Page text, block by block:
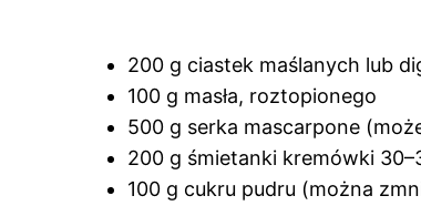
200 g ciastek maślanych lub
100 g masła, roztopionego
500 g serka mascarpone
200 g śmietanki kremówki
100 g cukru pudru (można